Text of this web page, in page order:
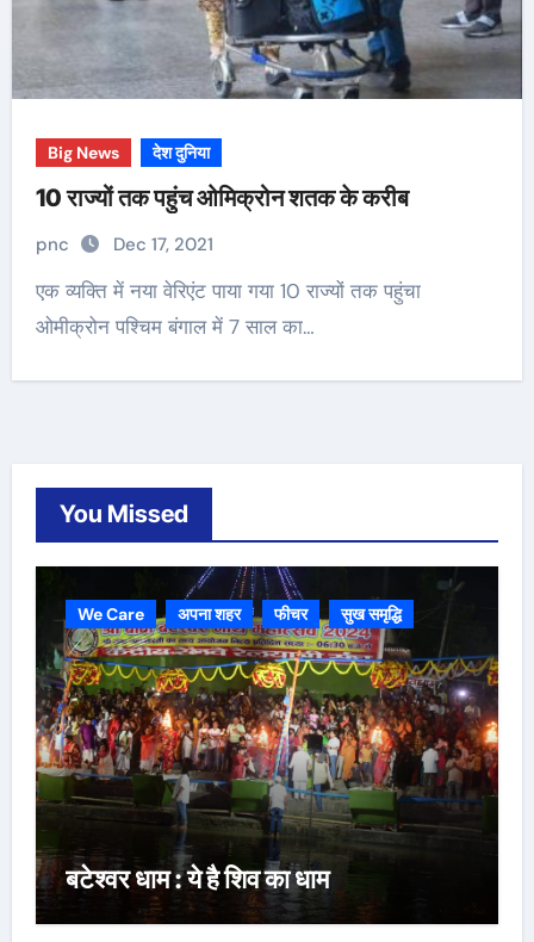
Big News देश दुनिया
10 राज्यों तक पहुंच ओमिक्रोन शतक के करीब
pnc Dec 17, 2021
एक व्यक्ति में नया वेरिएंट पाया गया 10 राज्यों तक पहुंचा
ओमीक्रोन पश्चिम बंगाल में 7 साल का…
You Missed
We Care अपना शहर फीचर सुख समृद्धि
बटेश्वर धाम : ये है शिव का धाम